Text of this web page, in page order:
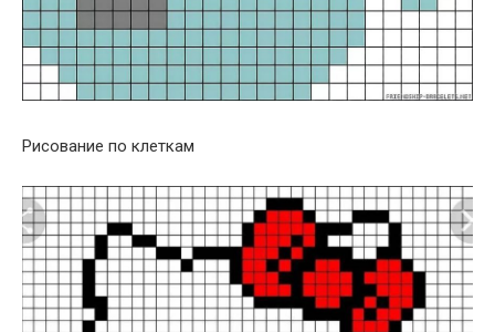
Рисование по клеткам